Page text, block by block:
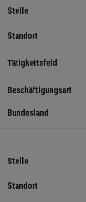
Stelle
Standort
Tätigkeitsfeld
Beschäftigungsart
Bundesland
Stelle
Standort